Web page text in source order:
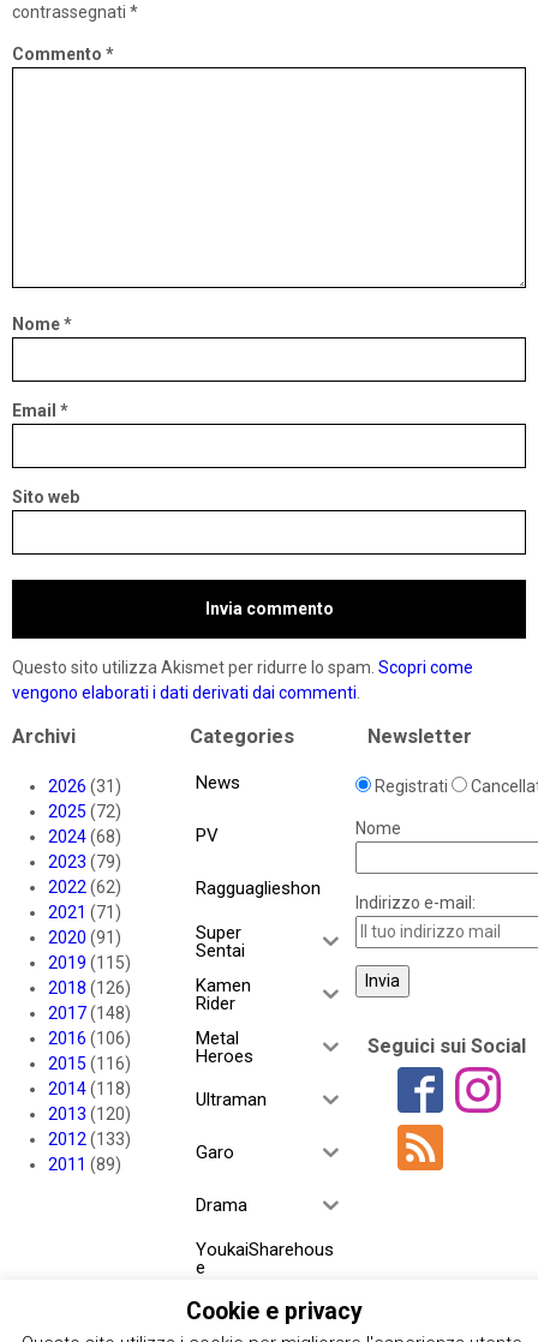
contrassegnati *
Commento *
Nome*
Email *
Sito web
Questo sito utilizza Akismet per ridurre lo spam. Scopri come
vengono elaborati i dati derivati dai commenti
Archivi
2026 (31)
2025 (72)
2024(68)
2023 (79)
2022 (62)
2021 (71)
2020 (91)
2019 (115)
2018 (126)
2017(148)
2016 (106)
2015 (116)
2014(118)
2013 (120)
2012 (133)
2011 (89)
Categories
News
PV
Ragguaglieshon
Super
Sentai
Kamen
Rider
Metal
Heroes
Ultraman
Garo
Drama
YoukaiSharehous
e
Project RED
Newsletter
Registrati
Nome
Indirizzo e-mail:
Seguici sui Social
Cookie e privacy